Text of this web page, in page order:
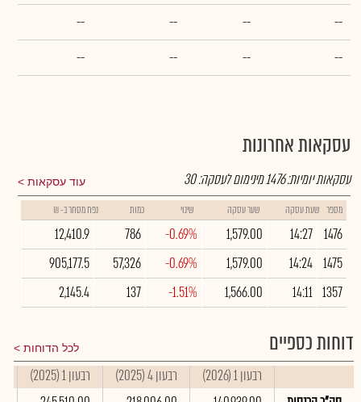
--
--
--
--
--
--
--
--
עסקאות אחרונות
עוד עסקאות עסקאות יומיות:1476מינימום לעסקה:30
מספר שעת עסקה שער עסקה שינוי כמות נפח מסחר ב- ₪
1476
14:27
1,579.00
-0.69%
786
12,410.9
1475
14:24
1,579.00
-0.69%
57,326
905,177.5
1357
14:11
1,566.00
-1.51%
137
2,145.4
דוחות כספיים לכל הדוחות
רבעון 1 (2026) רבעון 4 (2025) רבעון 1 (2025)